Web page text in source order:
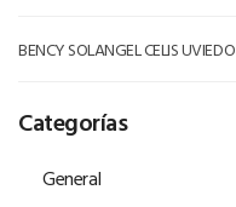
BENCY SOLANGEL CELIS UVIEDO
Categorías
General